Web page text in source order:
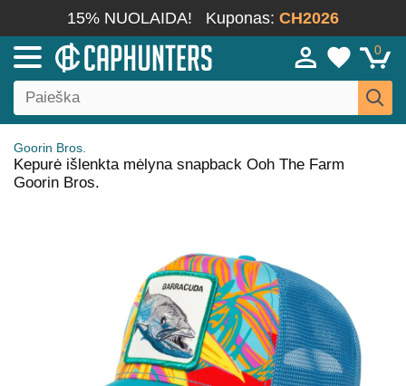
15% NUOLAIDA! Kuponas: CH2026
0
Goorin Bros.
Kepurė išlenkta mėlyna snapback Ooh The Farm
Goorin Bros.